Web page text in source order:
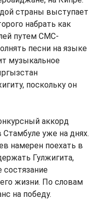
страны выступает
набрать как
путем СМС-
песни на языке
музыкальное
поскольку он
аккорд
уже на днях.
намерен поехать в
Гулжигита,
состязание
жизни. По словам
на победу.